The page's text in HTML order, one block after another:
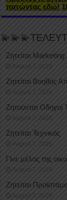
πατώντας εδώ!
Ζητείται
August 7, 2026
Ζητείται Βοηθός
August 7, 2026
Ζητούνται Οδηγοί
August 7, 2026
Ζητείται Τεχνικός
August 7, 2026
Γίνε μέλος της
August 7, 2026
Ζητείται
August 7, 2026